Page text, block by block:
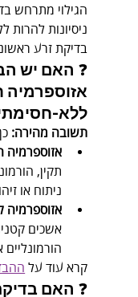
ניסיונות
בדיקת זרע
❓ האם יש
אזוספרמיה
ללא-
תשובה מהירה:
אזוספרמיה
תקין,
ניתוח או
אזוספרמיה
קרא עוד על
❓ האם